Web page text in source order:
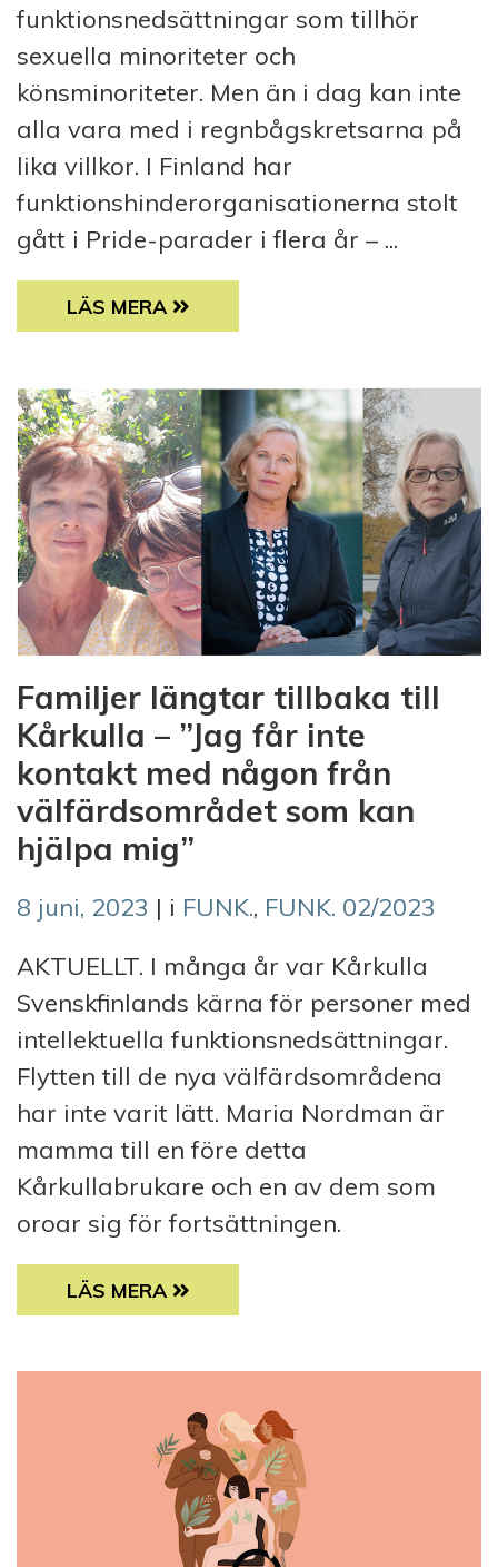
funktionsnedsättningar som tillhör
sexuella minoriteter och
könsminoriteter. Men än i dag kan inte
alla vara med i regnbågskretsarna på
lika villkor. I Finland har
funktionshinderorganisationerna stolt
gått i Pride-parader i flera år – ...
“JAG ÄR VÄLKOMMEN SÅ LÄNGE MINA
LÄS MERA
Familjer längtar tillbaka till
Kårkulla – ”Jag får inte
kontakt med någon från
välfärdsområdet som kan
hjälpa mig”
8 juni, 2023 | i FUNK., FUNK. 02/2023
AKTUELLT. I många år var Kårkulla
Svenskfinlands kärna för personer med
intellektuella funktionsnedsättningar.
Flytten till de nya välfärdsområdena
har inte varit lätt. Maria Nordman är
mamma till en före detta
Kårkullabrukare och en av dem som
oroar sig för fortsättningen.
FAMILJER LÄNGTAR TILLBAKA TILL
LÄS MERA